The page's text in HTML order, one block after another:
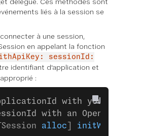
liés à la session se
à une session,
en appelant la fonction
sessionId:
identifiant d'application et
:
with your
with an OpenTok
alloc